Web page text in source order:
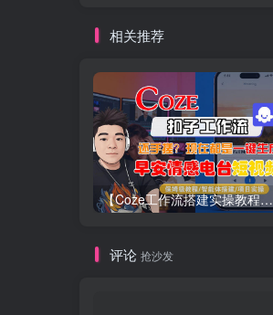
相关推荐
【Coze工作流搭建实操教程】【coze】早安情感电台日签视频还在手动做？用扣子工作流自动生成，省时90%
评论 抢沙发